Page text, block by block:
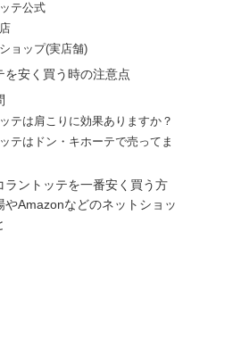
テ公式
ョップ(実店舗)
を安く買う時の注意点
テは肩こりに効果ありますか？
テはドン・キホーテで売ってま
ラントッテを一番安く買う方
やAmazonなどのネットショッ